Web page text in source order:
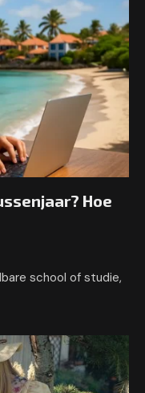
Hoe
school of studie,